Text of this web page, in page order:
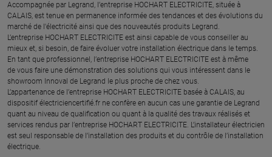
​Accompagnée par Legrand, l’entreprise HOCHART ELECTRICITE, située à
CALAIS, est tenue en permanence informée des tendances et des évolutions du
marché de l'électricité ainsi que des nouveautés produits Legrand.
L’entreprise HOCHART ELECTRICITE est ainsi capable de vous conseiller au
mieux et, si besoin, de faire évoluer votre installation électrique dans le temps.
En tant que professionnel, l’entreprise HOCHART ELECTRICITE est à même
de vous faire une démonstration des solutions qui vous intéressent dans le
showroom Innoval de Legrand le plus proche de chez vous.​
L’appartenance de l’entreprise HOCHART ELECTRICITE basée à CALAIS, au
dispositif électriciencertifié.fr ne confère en aucun cas une garantie de Legrand
quant au niveau de qualification ou quant à la qualité des travaux réalisés et
services rendus par l’entreprise HOCHART ELECTRICITE. L’installateur électricien
est seul responsable de l’installation des produits et du contrôle de l’installation
électrique.